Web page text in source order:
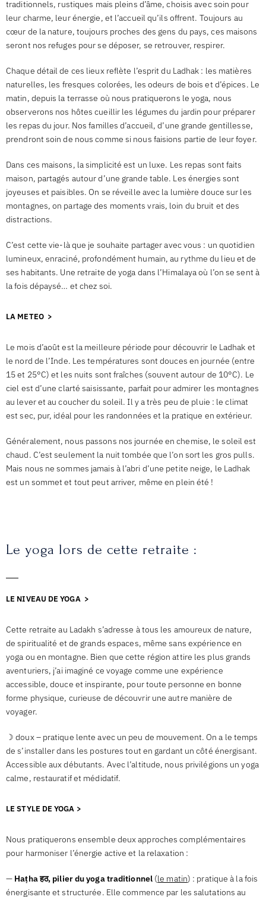
traditionnels, rustiques mais pleins d’âme, choisis avec soin pour
leur charme, leur énergie, et l’accueil qu’ils offrent. Toujours au
cœur de la nature, toujours proches des gens du pays, ces maisons
seront nos refuges pour se déposer, se retrouver, respirer.
Chaque détail de ces lieux reflète l’esprit du Ladhak : les matières
naturelles, les fresques colorées, les odeurs de bois et d’épices. Le
matin, depuis la terrasse où nous pratiquerons le yoga, nous
observerons nos hôtes cueillir les légumes du jardin pour préparer
les repas du jour. Nos familles d’accueil, d’une grande gentillesse,
prendront soin de nous comme si nous faisions partie de leur foyer.
Dans ces maisons, la simplicité est un luxe. Les repas sont faits
maison, partagés autour d’une grande table. Les énergies sont
joyeuses et paisibles. On se réveille avec la lumière douce sur les
montagnes, on partage des moments vrais, loin du bruit et des
distractions.
C’est cette vie-là que je souhaite partager avec vous : un quotidien
lumineux, enraciné, profondément humain, au rythme du lieu et de
ses habitants. Une retraite de yoga dans l’Himalaya où l’on se sent à
la fois dépaysé… et chez soi.
LA METEO >
Le mois d’août est la meilleure période pour découvrir le Ladhak et
le nord de l’Inde. Les températures sont douces en journée (entre
15 et 25°C) et les nuits sont fraîches (souvent autour de 10°C). Le
ciel est d’une clarté saisissante, parfait pour admirer les montagnes
au lever et au coucher du soleil. Il y a très peu de pluie : le climat
est sec, pur, idéal pour les randonnées et la pratique en extérieur.
Généralement, nous passons nos journée en chemise, le soleil est
chaud. C’est seulement la nuit tombée que l’on sort les gros pulls.
Mais nous ne sommes jamais à l’abri d’une petite neige, le Ladhak
est un sommet et tout peut arriver, même en plein été !
Le yoga lors de cette retraite :
LE NIVEAU DE YOGA >
Cette retraite au Ladakh s’adresse à tous les amoureux de nature,
de spiritualité et de grands espaces, même sans expérience en
yoga ou en montagne. Bien que cette région attire les plus grands
aventuriers, j’ai imaginé ce voyage comme une expérience
accessible, douce et inspirante, pour toute personne en bonne
forme physique, curieuse de découvrir une autre manière de
voyager.
☽ doux – pratique lente avec un peu de mouvement. On a le temps
de s’installer dans les postures tout en gardant un côté énergisant.
Accessible aux débutants. Avec l’altitude, nous privilégions un yoga
calme, restauratif et médidatif.
LE STYLE DE YOGA >
Nous pratiquerons ensemble deux approches complémentaires
pour harmoniser l’énergie active et la relaxation :
— Haṭha हठ, pilier du yoga traditionnel(le matin) : pratique à la fois
énergisante et structurée. Elle commence par les salutations au